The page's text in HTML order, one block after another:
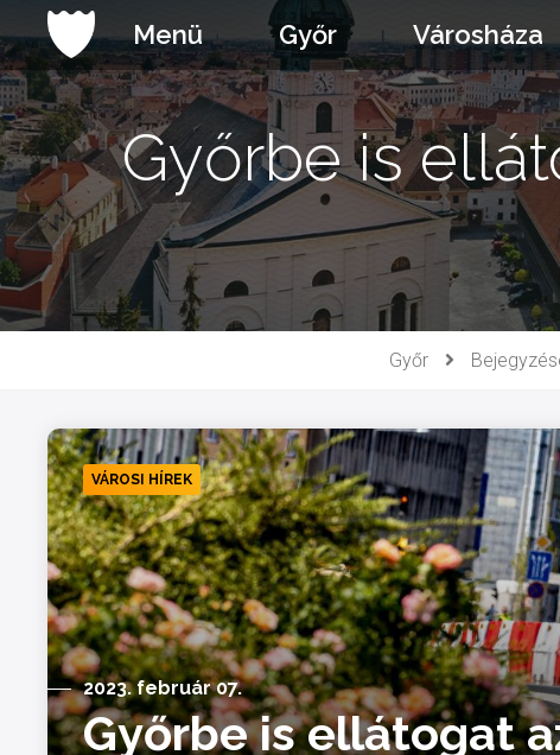
a
tartalomhoz
Menü Győr Városháza
Győrbe is
Győr
VÁROSI HÍREK
2023. február 07.
Győrbe is ellátogat